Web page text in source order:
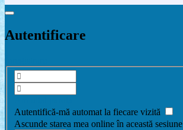
Autentificare
Autentifică-mă automat la fiecare vizită
Ascunde starea mea online în această sesiune